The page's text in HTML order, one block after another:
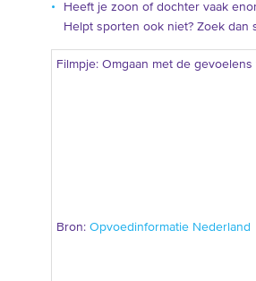
Heeft je zoon of dochter vaak
Helpt sporten ook niet? Zoek dan
Filmpje: Omgaan met de
Bron: Opvoedinformatie Nederland